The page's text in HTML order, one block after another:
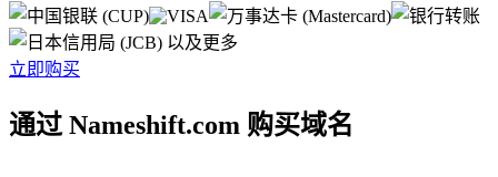
以及更多
立即购买
通过 Nameshift.com 购买域名